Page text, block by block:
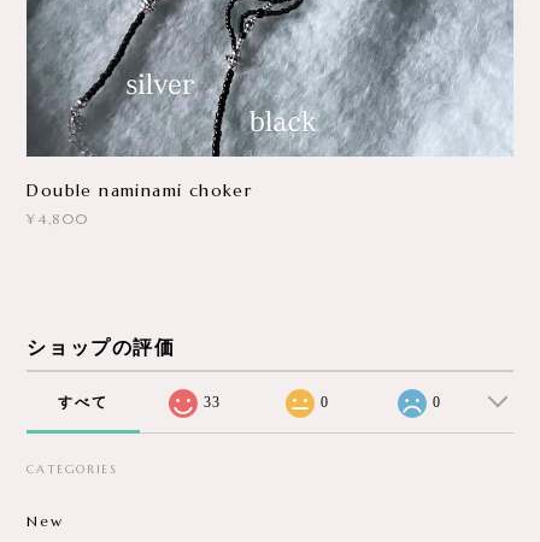
Double naminami choker
¥4,800
ショップの評価
すべて 33 0 0
CATEGORIES
New